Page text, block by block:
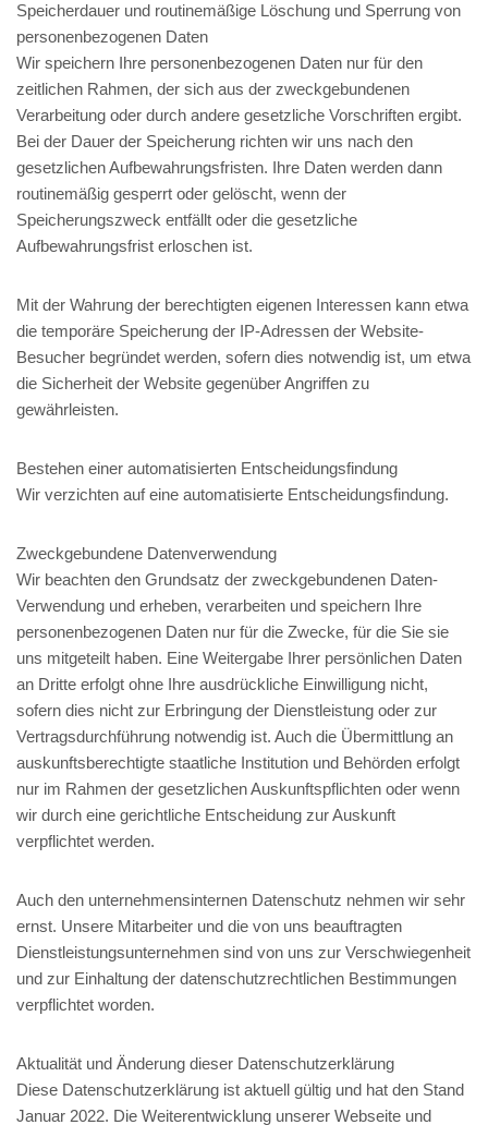
Speicherdauer und routinemäßige Löschung und Sperrung von
personenbezogenen Daten
Wir speichern Ihre personenbezogenen Daten nur für den
zeitlichen Rahmen, der sich aus der zweckgebundenen
Verarbeitung oder durch andere gesetzliche Vorschriften ergibt.
Bei der Dauer der Speicherung richten wir uns nach den
gesetzlichen Aufbewahrungsfristen. Ihre Daten werden dann
routinemäßig gesperrt oder gelöscht, wenn der
Speicherungszweck entfällt oder die gesetzliche
Aufbewahrungsfrist erloschen ist.
Mit der Wahrung der berechtigten eigenen Interessen kann etwa
die temporäre Speicherung der IP-Adressen der Website-
Besucher begründet werden, sofern dies notwendig ist, um etwa
die Sicherheit der Website gegenüber Angriffen zu
gewährleisten.
Bestehen einer automatisierten Entscheidungsfindung
Wir verzichten auf eine automatisierte Entscheidungsfindung.
Zweckgebundene Datenverwendung
Wir beachten den Grundsatz der zweckgebundenen Daten-
Verwendung und erheben, verarbeiten und speichern Ihre
personenbezogenen Daten nur für die Zwecke, für die Sie sie
uns mitgeteilt haben. Eine Weitergabe Ihrer persönlichen Daten
an Dritte erfolgt ohne Ihre ausdrückliche Einwilligung nicht,
sofern dies nicht zur Erbringung der Dienstleistung oder zur
Vertragsdurchführung notwendig ist. Auch die Übermittlung an
auskunftsberechtigte staatliche Institution und Behörden erfolgt
nur im Rahmen der gesetzlichen Auskunftspflichten oder wenn
wir durch eine gerichtliche Entscheidung zur Auskunft
verpflichtet werden.
Auch den unternehmensinternen Datenschutz nehmen wir sehr
ernst. Unsere Mitarbeiter und die von uns beauftragten
Dienstleistungsunternehmen sind von uns zur Verschwiegenheit
und zur Einhaltung der datenschutzrechtlichen Bestimmungen
verpflichtet worden.
Aktualität und Änderung dieser Datenschutzerklärung
Diese Datenschutzerklärung ist aktuell gültig und hat den Stand
Januar 2022. Die Weiterentwicklung unserer Webseite und